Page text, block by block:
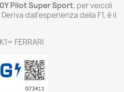
Pilot Super Sport, per veicoli
dall'esperienza della F1, è il
FERRARI